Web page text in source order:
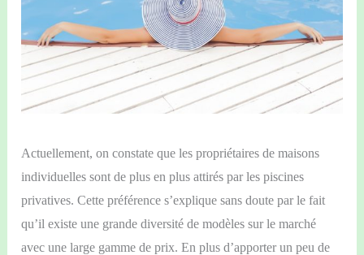
Actuellement, on constate que les propriétaires de maisons
individuelles sont de plus en plus attirés par les piscines
privatives. Cette préférence s’explique sans doute par le fait
qu’il existe une grande diversité de modèles sur le marché
avec une large gamme de prix. En plus d’apporter un peu de